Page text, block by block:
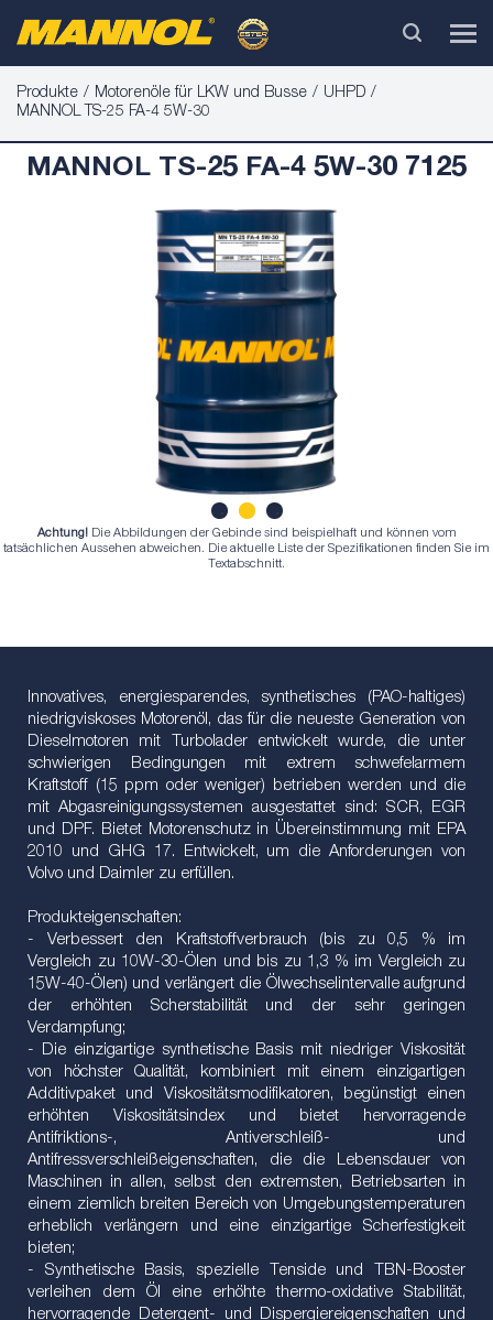
Produkte Motorenöle für LKW und Busse
UHPD
MANNOL TS-25 FA-4 5W-30
MANNOL TS-25 FA-4 5W-30 7125
1 2 3
Achtung! Die Abbildungen der Gebinde sind beispielhaft und können vom
tatsächlichen Aussehen abweichen. Die aktuelle Liste der Spezifikationen finden Sie im
Textabschnitt.
Innovatives, energiesparendes, synthetisches (PAO-haltiges)
niedrigviskoses Motorenöl, das für die neueste Generation von
Dieselmotoren mit Turbolader entwickelt wurde, die unter
schwierigen Bedingungen mit extrem schwefelarmem
Kraftstoff (15 ppm oder weniger) betrieben werden und die
mit Abgasreinigungssystemen ausgestattet sind: SCR, EGR
und DPF. Bietet Motorenschutz in Übereinstimmung mit EPA
2010 und GHG 17. Entwickelt, um die Anforderungen von
Volvo und Daimler zu erfüllen.
Produkteigenschaften:
- Verbessert den Kraftstoffverbrauch (bis zu 0,5 % im
Vergleich zu 10W-30-Ölen und bis zu 1,3 % im Vergleich zu
15W-40-Ölen) und verlängert die Ölwechselintervalle aufgrund
der erhöhten Scherstabilität und der sehr geringen
Verdampfung;
- Die einzigartige synthetische Basis mit niedriger Viskosität
von höchster Qualität, kombiniert mit einem einzigartigen
Additivpaket und Viskositätsmodifikatoren, begünstigt einen
erhöhten Viskositätsindex und bietet hervorragende
Antifriktions-, Antiverschleiß- und
Antifressverschleißeigenschaften, die die Lebensdauer von
Maschinen in allen, selbst den extremsten, Betriebsarten in
einem ziemlich breiten Bereich von Umgebungstemperaturen
erheblich verlängern und eine einzigartige Scherfestigkeit
bieten;
- Synthetische Basis, spezielle Tenside und TBN-Booster
verleihen dem Öl eine erhöhte thermo-oxidative Stabilität,
hervorragende Detergent- und Dispergiereigenschaften und